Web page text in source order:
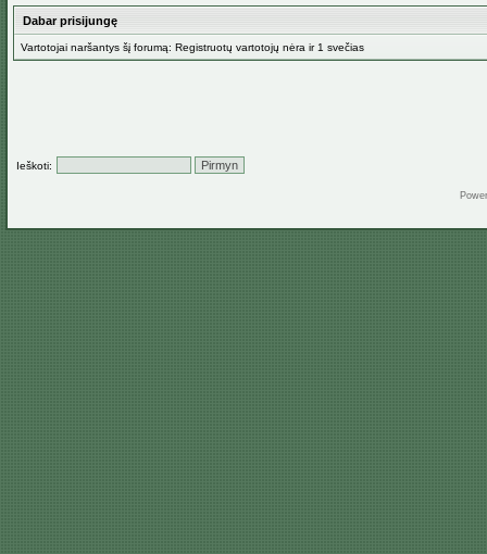
Dabar prisijungę
Vartotojai naršantys šį forumą: Registruotų vartotojų nėra ir 1 svečias
Ieškoti: